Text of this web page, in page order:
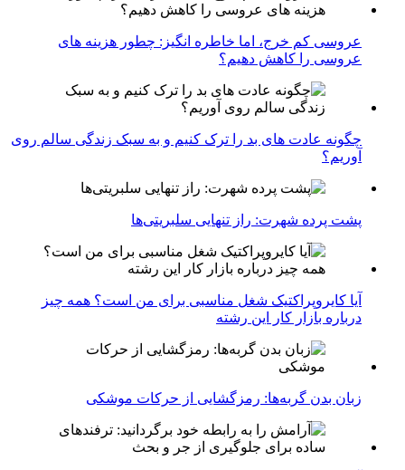
عروسی کم خرج، اما خاطره انگیز: چطور هزینه های
عروسی را کاهش دهیم؟
چگونه عادت‌ های بد را ترک کنیم و به سبک زندگی سالم روی
آوریم؟
پشت پرده شهرت: راز تنهایی سلبریتی‌ها
آیا کایروپراکتیک شغل مناسبی برای من است؟ همه چیز
درباره بازار کار این رشته
زبان بدن گربه‌ها: رمزگشایی از حرکات موشکی